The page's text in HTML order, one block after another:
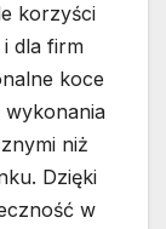
korzyści
dla firm
koce
wykonania
niż
Dzięki
w